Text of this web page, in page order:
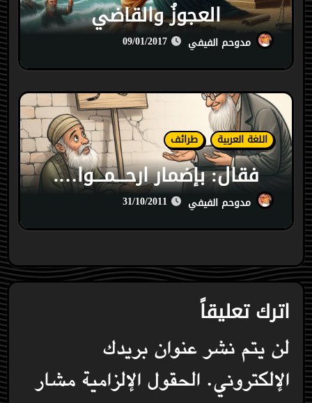
العجوزُ والقاضي
مدوحم الفيفي 09/01/2017
اللغة العربية طرائف
فقال: بإضمار ارحـــمـــوا….
مدوحم الفيفي 31/10/2011
اترك تعليقاً
لن يتم نشر عنوان بريدك
الإلكتروني. الحقول الإلزامية مشار